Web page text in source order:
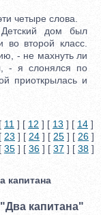
четыре слова.
дом был
во второй класс.
- не махнуть ли
- я слонялся по
приоткрылась и
11 ] [ 12 ] [ 13 ] [ 14 ]
23 ] [ 24 ] [ 25 ] [ 26 ]
35 ] [ 36 ] [ 37 ] [ 38 ]
капитана
капитана"